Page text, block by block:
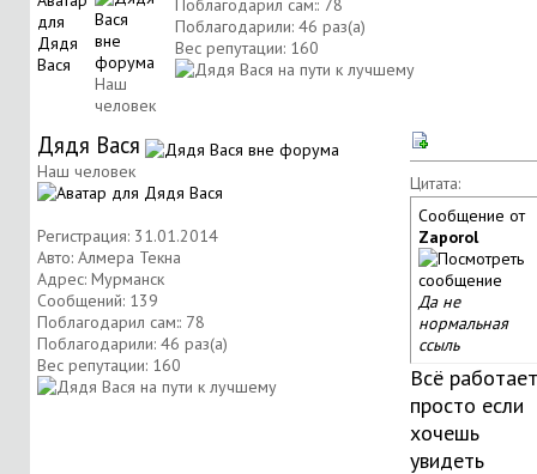
Наш
человек
Поблагодарил сам:: 78
Поблагодарили: 46 раз(а)
Вес репутации: 160
Дядя Вася
Наш человек
Регистрация: 31.01.2014
Авто: Алмера Текна
Адрес: Мурманск
Сообщений: 139
Поблагодарил сам:: 78
Поблагодарили: 46 раз(а)
Вес репутации: 160
Цитата:
Сообщение от
Zaporol
Да не
нормальная
ссыль
Всё
просто если
хочешь
увидеть